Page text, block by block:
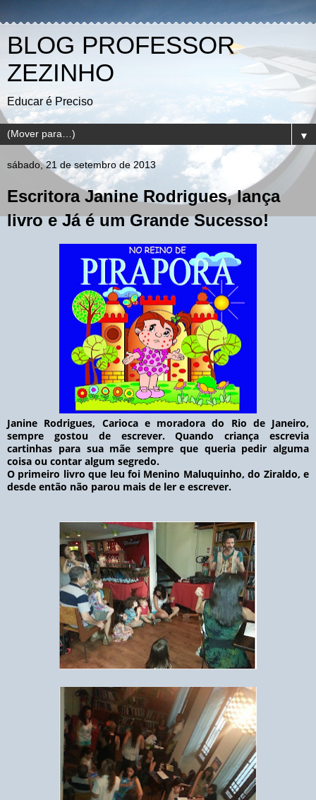
BLOG PROFESSOR
ZEZINHO
Educar é Preciso
▼
sábado, 21 de setembro de 2013
Escritora Janine Rodrigues, lança
livro e Já é um Grande Sucesso!
Janine Rodrigues, Carioca e moradora do Rio de Janeiro,
sempre gostou de escrever. Quando criança escrevia
cartinhas para sua mãe sempre que queria pedir alguma
coisa ou contar algum segredo.
O primeiro livro que leu foi Menino Maluquinho, do Ziraldo, e
desde então não parou mais de ler e escrever.